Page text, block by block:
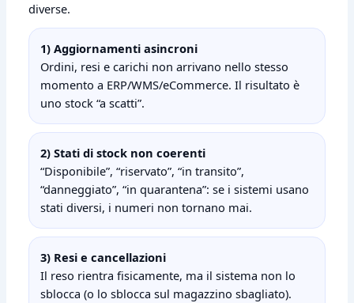
diverse.
1) Aggiornamenti asincroni
Ordini, resi e carichi non arrivano nello stesso
momento a ERP/WMS/eCommerce. Il risultato è
uno stock “a scatti”.
2) Stati di stock non coerenti
“Disponibile”, “riservato”, “in transito”,
“danneggiato”, “in quarantena”: se i sistemi usano
stati diversi, i numeri non tornano mai.
3) Resi e cancellazioni
Il reso rientra fisicamente, ma il sistema non lo
sblocca (o lo sblocca sul magazzino sbagliato).